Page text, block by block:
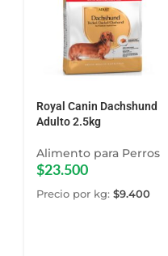
Royal Canin Dachshund
Adulto 2.5kg
Alimento para Perros
$23.500
Precio por kg: $9.400